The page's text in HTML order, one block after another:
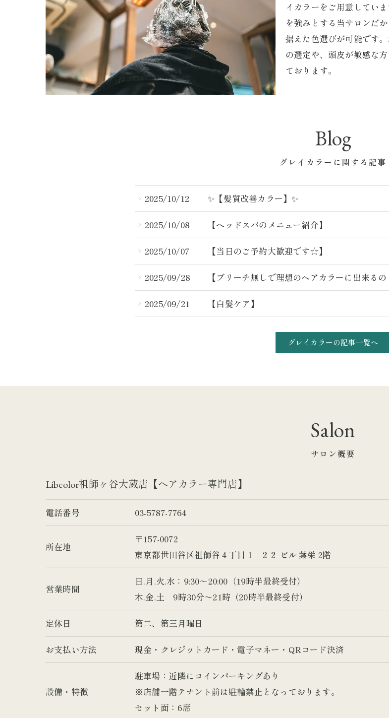
イカラーをご用意してい
を強みとする当サロンだ
据えた色選びが可能です
の選定や、頭皮が敏感な
ております。
Blog
グレイカラーに関する記事
2025/10/12 ✨【髪質改善カラー】✨
2025/10/08 【ヘッドスパのメニュー紹介】
2025/10/07 【当日のご予約大歓迎です☆】
2025/09/28 【ブリーチ無しで理想のヘアカラーに出来るの
2025/09/21 【白髪ケア】
グレイカラーの記事一覧へ
Salon
サロン概要
Libcolor祖師ヶ谷大蔵店【ヘアカラー専門店】
電話番号 03-5787-7764
所在地
〒157-0072
東京都世田谷区祖師谷４丁目１−２２ ビル 葉栄 2階
営業時間
日.月.火.水：9:30～20:00（19時半最終受付）
木.金.土 9時30分～21時（20時半最終受付）
定休日 第二、第三月曜日
お支払い方法 現金・クレジットカード・電子マネー・QRコード決済
設備・特徴
駐車場：近隣にコインパーキングあり
※店舗一階テナント前は駐輪禁止となっております。
セット面：6席